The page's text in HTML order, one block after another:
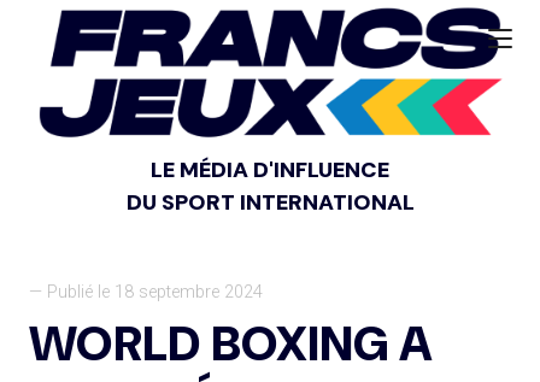
LE MÉDIA D'INFLUENCE
DU SPORT INTERNATIONAL
— Publié le 18 septembre 2024
WORLD BOXING A